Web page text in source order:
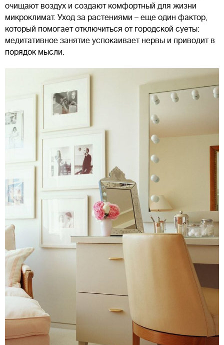
очищают воздух и создают комфортный для жизни
микроклимат. Уход за растениями – еще один фактор,
который помогает отключиться от городской суеты:
медитативное занятие успокаивает нервы и приводит в
порядок мысли.